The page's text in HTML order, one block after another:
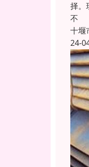
择。
不
十堰
24-